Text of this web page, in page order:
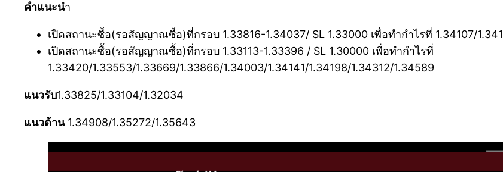
คำแนะนำ
เปิดสถานะซื้อ(รอสัญญาณซื้อ)ที่กรอบ 1.33816-1.34037/ SL 1.33000 เพื่อทำกำไรที่ 1.34107/
เปิดสถานะซื้อ(รอสัญญาณซื้อ)ที่กรอบ 1.33113-1.33396 / SL 1.30000 เพื่อทำกำไรที่
1.33420/1.33553/1.33669/1.33866/1.34003/1.34141/1.34198/1.34312/1.34589
แนวรับ1.33825/1.33104/1.32034
แนวต้าน1.34908/1.35272/1.35643